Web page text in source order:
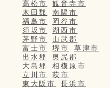
高松市
観音寺市
木田郡
南陽市
福島市
岡谷市
須坂市
湖西市
茅野市
山武郡
富士市
堺市
草津市
出水郡
奥尻郡
大島郡
相模原市
立川市
萩市
東大阪市
長浜市